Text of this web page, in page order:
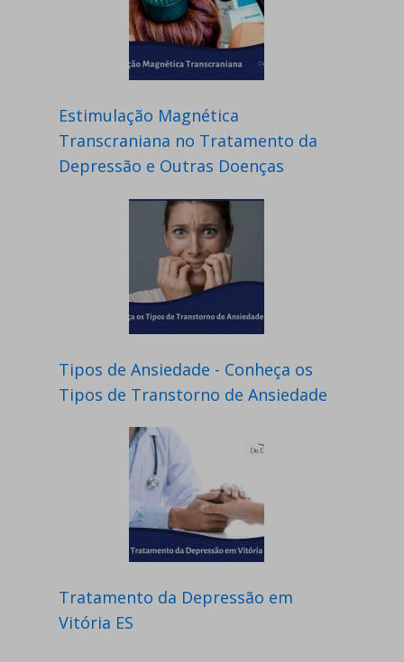
Estimulação Magnética
Transcraniana no Tratamento da
Depressão e Outras Doenças
Tipos de Ansiedade - Conheça os
Tipos de Transtorno de Ansiedade
Tratamento da Depressão em
Vitória ES